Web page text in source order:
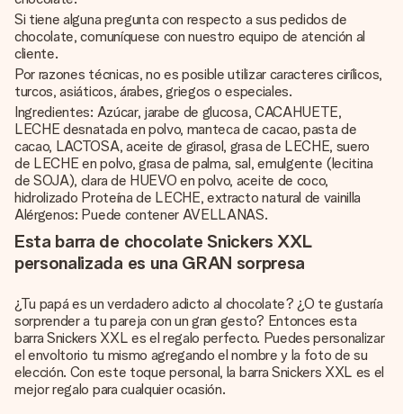
Si tiene alguna pregunta con respecto a sus pedidos de
chocolate, comuníquese con nuestro equipo de atención al
cliente.
Por razones técnicas, no es posible utilizar caracteres cirílicos,
turcos, asiáticos, árabes, griegos o especiales.
Ingredientes: Azúcar, jarabe de glucosa, CACAHUETE,
LECHE desnatada en polvo, manteca de cacao, pasta de
cacao, LACTOSA, aceite de girasol, grasa de LECHE, suero
de LECHE en polvo, grasa de palma, sal, emulgente (lecitina
de SOJA), clara de HUEVO en polvo, aceite de coco,
hidrolizado Proteína de LECHE, extracto natural de vainilla
Alérgenos: Puede contener AVELLANAS.
Esta barra de chocolate Snickers XXL
personalizada es una GRAN sorpresa
¿Tu papá es un verdadero adicto al chocolate? ¿O te gustaría
sorprender a tu pareja con un gran gesto? Entonces esta
barra Snickers XXL es el regalo perfecto. Puedes personalizar
el envoltorio tu mismo agregando el nombre y la foto de su
elección. Con este toque personal, la barra Snickers XXL es el
mejor regalo para cualquier ocasión.